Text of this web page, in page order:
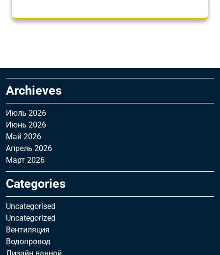
Archieves
Июль 2026
Июнь 2026
Май 2026
Апрель 2026
Март 2026
Categories
Uncategorised
Uncategorized
Вентиляция
Водопровод